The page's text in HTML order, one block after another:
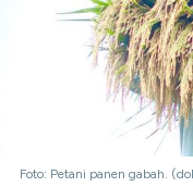
Foto: Petani panen gabah.